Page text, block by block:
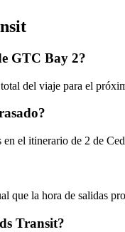
GTC Bay 2?
del viaje para el
el itinerario de 2 de
que la hora de salidas
Transit?